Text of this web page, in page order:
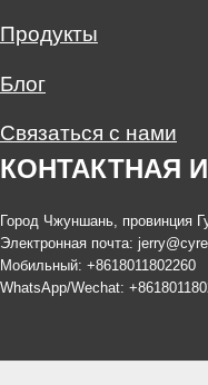
Продукты
Блог
Связаться с нами
КОНТАКТНАЯ
Город Чжуншань, провинция
Электронная почта:
Мобильный: +8618011802260
WhatsApp/Wechat: